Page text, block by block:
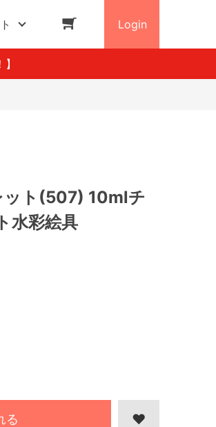
Login
ット(507) 10mlチ
水彩絵具
る